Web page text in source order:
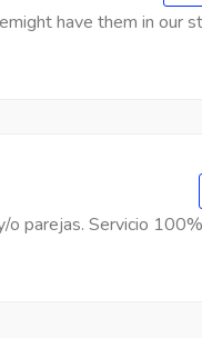
have them in our
parejas. Servicio